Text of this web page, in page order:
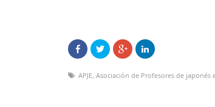
APJE, Asociación de Profesores de japonés